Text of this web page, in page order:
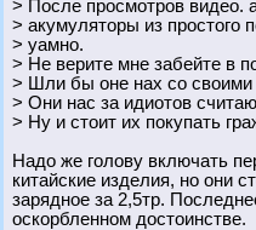
> После просмотров видео.
> акумуляторы из простого
> уамно.
> Не верите мне забейте в
> Шли бы оне нах со своими
> Они нас за идиотов
> Ну и стоит их покупать
Надо же голову включать
китайские изделия, но они
зарядное за 2,5тр.
оскорбленном достоинстве.